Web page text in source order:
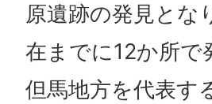
原遺跡の発見とな
在までに12か所で
但馬地方を代表す